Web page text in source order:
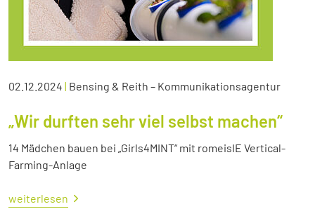
02.12.2024 | Bensing & Reith – Kommunikationsagentur
„Wir durften sehr viel selbst machen“
14 Mädchen bauen bei „Girls4MINT“ mit romeisIE Vertical-
Farming-Anlage
weiterlesen